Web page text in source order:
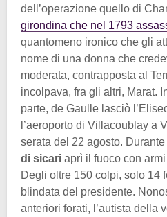
dell’operazione quello di
girondina che nel 1793
quantomeno ironico che gli
nome di una donna che
moderata, contrapposta al
incolpava, fra gli altri, Marat.
parte, de Gaulle lasciò
l’aeroporto di Villacoublay a
serata del 22 agosto. Durante
di sicari aprì il fuoco con
Degli oltre 150 colpi, solo 14
blindata del presidente.
anteriori forati, l’autista della